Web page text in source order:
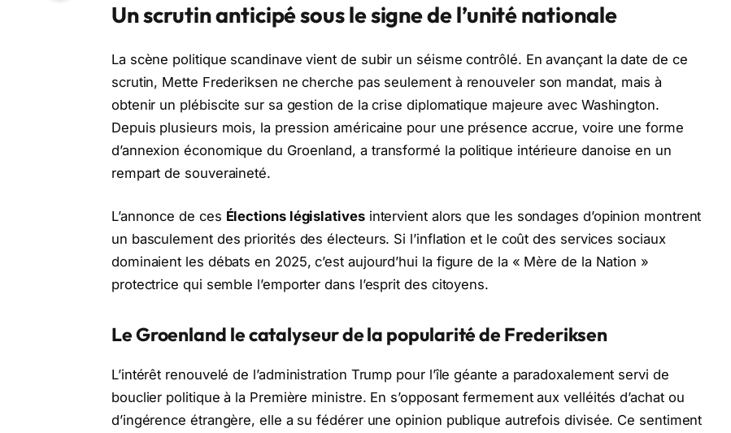
Un scrutin anticipé sous le signe de l’unité nationale
La scène politique scandinave vient de subir un séisme contrôlé. En avançant la date de ce
scrutin, Mette Frederiksen ne cherche pas seulement à renouveler son mandat, mais à
obtenir un plébiscite sur sa gestion de la crise diplomatique majeure avec Washington.
Depuis plusieurs mois, la pression américaine pour une présence accrue, voire une forme
d’annexion économique du Groenland, a transformé la politique intérieure danoise en un
rempart de souveraineté.
L’annonce de ces Élections législativesintervient alors que les sondages d’opinion montrent
un basculement des priorités des électeurs. Si l’inflation et le coût des services sociaux
dominaient les débats en 2025, c’est aujourd’hui la figure de la « Mère de la Nation »
protectrice qui semble l’emporter dans l’esprit des citoyens.
Le Groenland le catalyseur de la popularité de Frederiksen
L’intérêt renouvelé de l’administration Trump pour l’île géante a paradoxalement servi de
bouclier politique à la Première ministre. En s’opposant fermement aux velléités d’achat ou
d’ingérence étrangère, elle a su fédérer une opinion publique autrefois divisée. Ce sentiment